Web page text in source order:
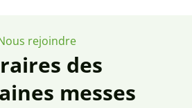
rejoindre
des
messes